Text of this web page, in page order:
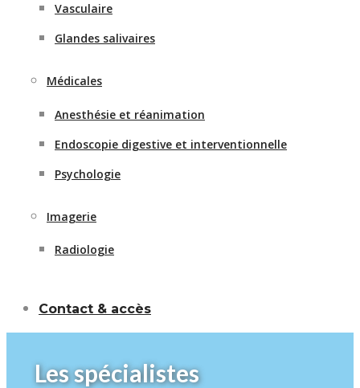
Vasculaire
Glandes salivaires
Médicales
Anesthésie et réanimation
Endoscopie digestive et interventionnelle
Psychologie
Imagerie
Radiologie
Contact & accès
Les spécialistes